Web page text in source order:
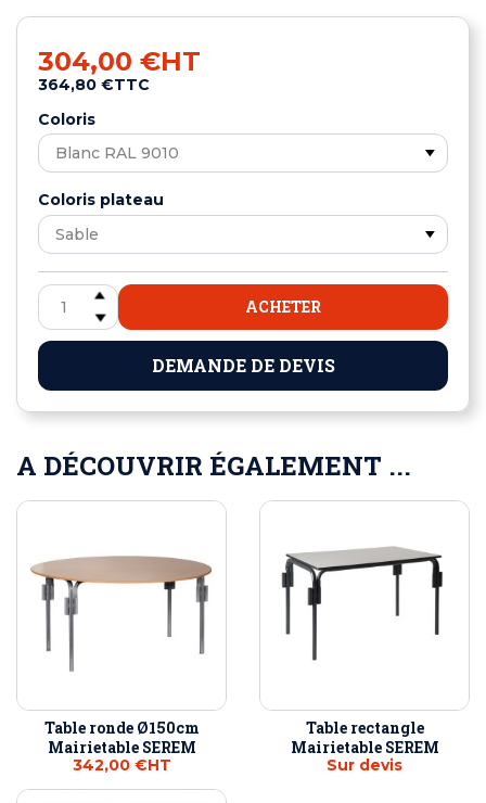
304,00 €HT
364,80 €TTC
Coloris
Coloris plateau
ACHETER
DEMANDE DE DEVIS
A DÉCOUVRIR ÉGALEMENT ...
Table ronde Ø150cm
Mairietable SEREM
342,00 €HT
Table rectangle
Mairietable SEREM
Sur devis